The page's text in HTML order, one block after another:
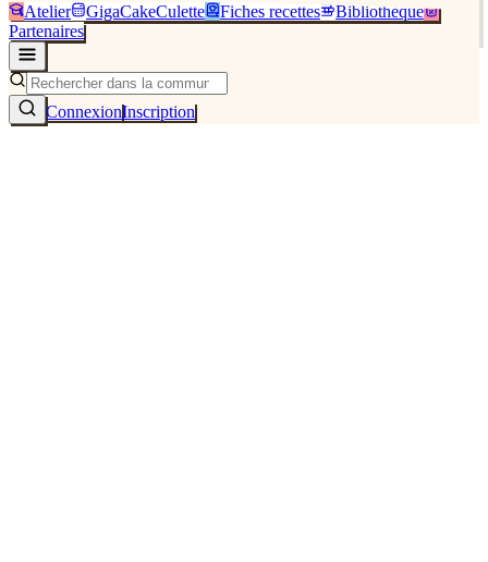
Atelier GigaCakeCulette Fiches recettes
Bibliothèque
Partenaires
ConnexionInscription